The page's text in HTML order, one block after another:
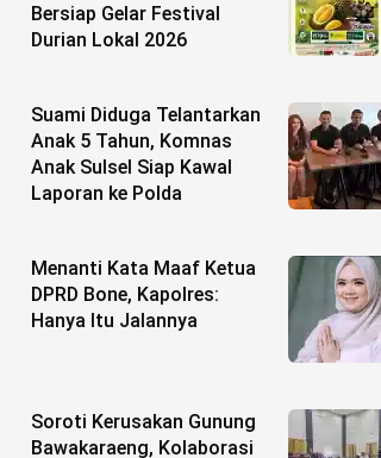
Bersiap Gelar Festival
Durian Lokal 2026
Suami Diduga Telantarkan
Anak 5 Tahun, Komnas
Anak Sulsel Siap Kawal
Laporan ke Polda
Menanti Kata Maaf Ketua
DPRD Bone, Kapolres:
Hanya Itu Jalannya
Soroti Kerusakan Gunung
Bawakaraeng, Kolaborasi